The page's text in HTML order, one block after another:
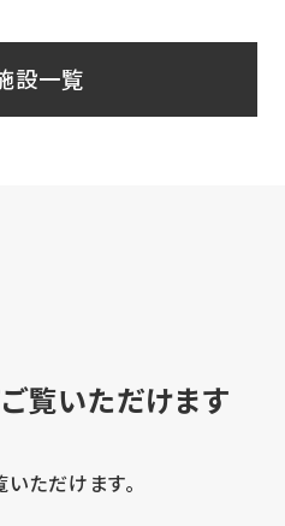
設一覧
覧いただけます
ただけます。